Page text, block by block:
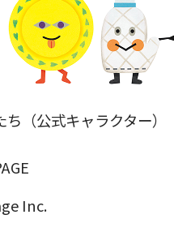
（公式キャラクター）
Inc.